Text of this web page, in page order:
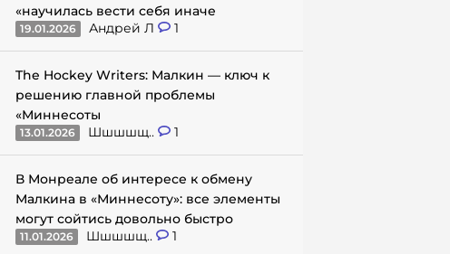
«научилась вести себя иначе
19.01.2026 Андрей Л 1
The Hockey Writers: Малкин — ключ к
решению главной проблемы
«Миннесоты
13.01.2026 Шшшшщ.. 1
В Монреале об интересе к обмену
Малкина в «Миннесоту»: все элементы
могут сойтись довольно быстро
11.01.2026 Шшшшщ.. 1